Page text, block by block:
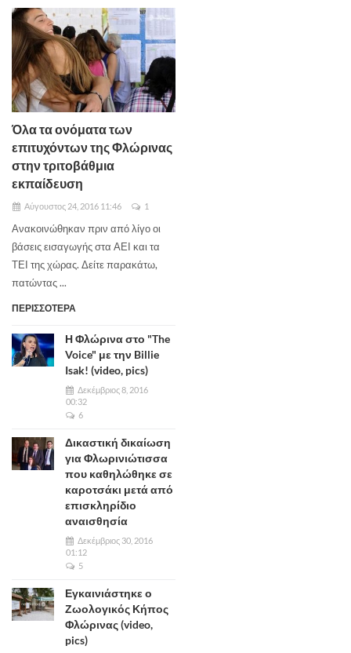
Όλα τα ονόματα των
επιτυχόντων της Φλώρινας
στην τριτοβάθμια
εκπαίδευση
Αύγουστος 24, 2016 11:46 1
Ανακοινώθηκαν πριν από λίγο οι
βάσεις εισαγωγής στα ΑΕΙ και τα
ΤΕΙ της χώρας. Δείτε παρακάτω,
πατώντας ...
ΠΕΡΙΣΣΟΤΕΡΑ
Η Φλώρινα στο "The
Voice" με την Billie
Isak! (video, pics)
Δεκέμβριος 8, 2016
00:32
6
Δικαστική δικαίωση
για Φλωρινιώτισσα
που καθηλώθηκε σε
καροτσάκι μετά από
επισκληρίδιο
αναισθησία
Δεκέμβριος 30, 2016
01:12
5
Εγκαινιάστηκε ο
Ζωολογικός Κήπος
Φλώρινας (video,
pics)